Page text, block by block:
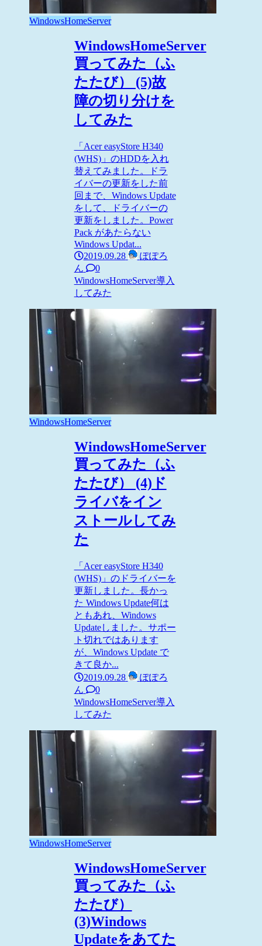
WindowsHomeServer
WindowsHomeServer
買ってみた（ふ
たたび） (5)故
障の切り分けを
してみた
「Acer easyStore H340
(WHS)」のHDDを入れ
替えてみました。ドラ
イバーの更新をした前
回まで、Windows Update
をして、ドライバーの
更新をしました。Power
Pack があたらない
Windows Updat...
2019.09.28
ぽぽろ
ん
0
WindowsHomeServer導入
してみた
WindowsHomeServer
WindowsHomeServer
買ってみた（ふ
たたび） (4)ド
ライバをイン
ストールしてみ
た
「Acer easyStore H340
(WHS)」のドライバーを
更新しました。長かっ
た Windows Update何は
ともあれ、Windows
Updateしました。サポー
ト切れではあります
が、Windows Update で
きて良か...
2019.09.28
ぽぽろ
ん
0
WindowsHomeServer導入
してみた
WindowsHomeServer
WindowsHomeServer
買ってみた（ふ
たたび）
(3)Windows
Updateをあてた